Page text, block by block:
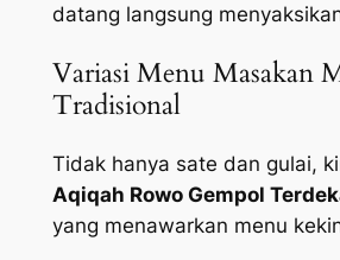
datang langsung
Variasi Menu Masakan
Tradisional
Tidak hanya sate dan gulai,
Aqiqah Rowo Gempol
yang menawarkan menu